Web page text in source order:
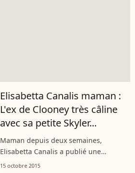
Elisabetta Canalis maman :
L'ex de Clooney très câline
avec sa petite Skyler...
Maman depuis deux semaines,
Elisabetta Canalis a publié une
adorable photo avec sa petite fille...
15 octobre 2015